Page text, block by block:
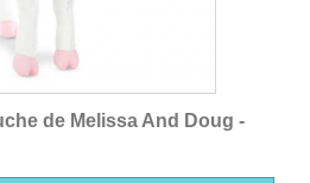
de Melissa And Doug -